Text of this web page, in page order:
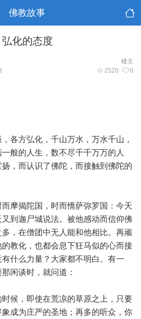
佛教故事
化的态度
楼主
2520 0
方弘化，千山万水，万水千山，
般的人生，数不尽千千万万的人
，而认识了佛陀，而接触到佛陀的
揭陀国，时而憍萨弥罗国：今天
到迦尸城说法。被他感动而信仰佛
，在僧团中无人能和他相比。再顽
教化，也都会息下狂马似的心而接
什么力量？大家都不明白。有一
闲谈时，就问道：
，即使在荒凉的草原之上，只要
成为庄严的圣地；再多的听众，你